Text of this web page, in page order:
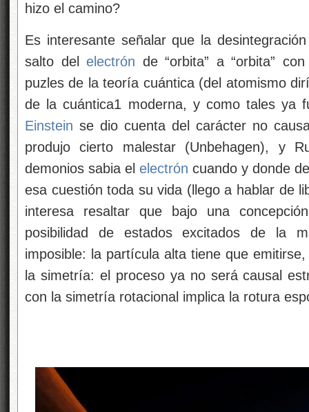
hizo el camino?
Es interesante señalar que la
salto delelectrón de “orbita” a “orbita”
puzles de la teoría cuántica (del atomismo
de la cuántica1 moderna, y como tales ya
Einstein se dio cuenta del carácter no
produjo cierto malestar (Unbehagen), y
demonios sabia el electrón cuando y donde
esa cuestión toda su vida (llego a hablar de
interesa resaltar que bajo una
posibilidad de estados excitados de la
imposible: la partícula alta tiene que
la simetría: el proceso ya no será causal
con la simetría rotacional implica la rotura